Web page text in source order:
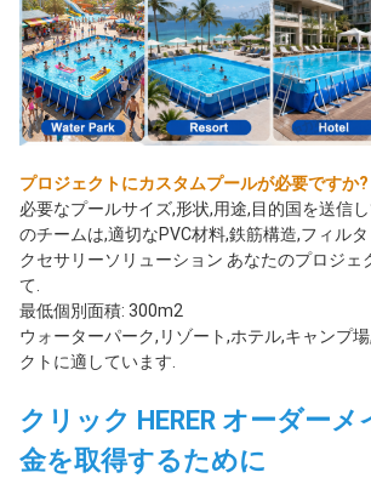
プロジェクトにカスタムプールが必要ですか?
必要なプールサイズ,形状,用途,目的国を送信
のチームは,適切なPVC材料,鉄筋構造,フィル
クセサリーソリューション あなたのプロジェ
て.
最低個別面積: 300m2
ウォーターパーク,リゾート,ホテル,キャンプ
クトに適しています.
クリック HERER オーダーメ
金を取得するために